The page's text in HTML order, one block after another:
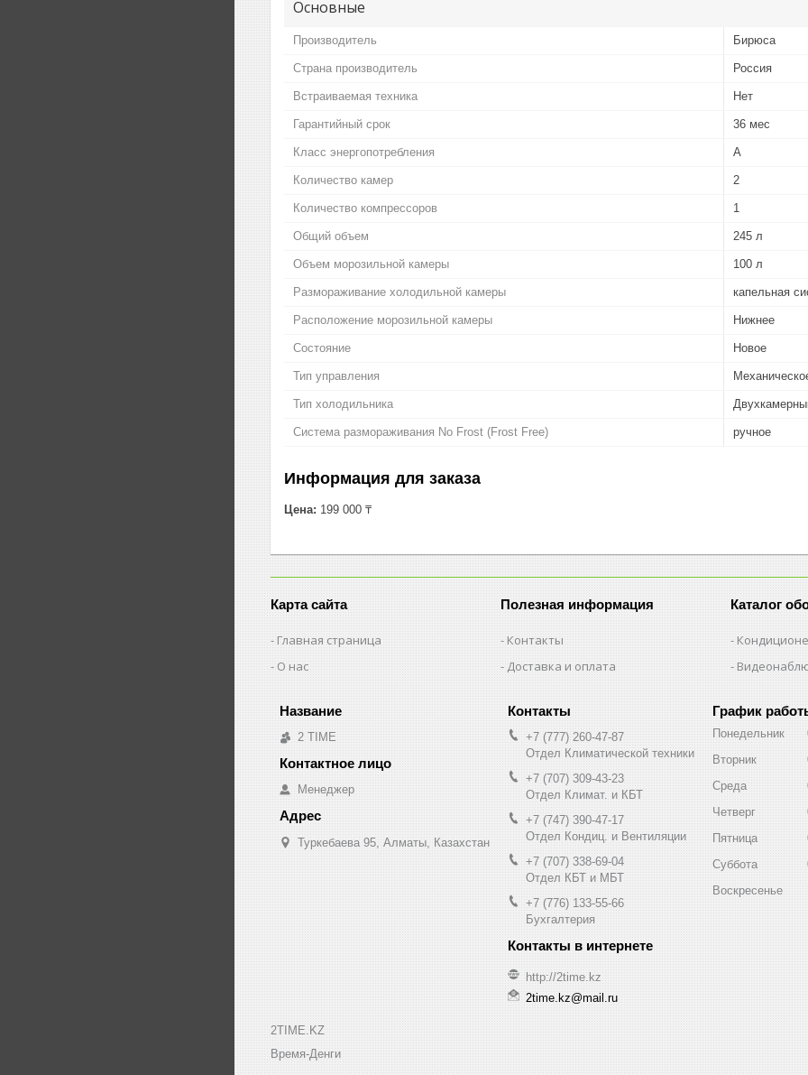
Основные
Производитель Бирюса
Страна производитель Россия
Встраиваемая техника Нет
Гарантийный срок 36 мес
Класс энергопотребления A
Количество камер 2
Количество компрессоров 1
Общий объем 245 л
Объем морозильной камеры 100 л
Размораживание холодильной камеры капельная
Расположение морозильной камеры Нижнее
Состояние Новое
Тип управления
Тип холодильника
Система размораживания No Frost (Frost Free) ручное
Информация для заказа
Цена: 199 000 ₸
Карта сайта
Главная страница
О нас
Полезная информация
Контакты
Доставка и оплата
Каталог
2 TIME
Менеджер
Туркебаева 95, Алматы, Казахстан
+7 (777) 260-47-87
Отдел Климатической техники
+7 (707) 309-43-23
Отдел Климат. и КБТ
+7 (747) 390-47-17
Отдел Кондиц. и Вентиляции
+7 (707) 338-69-04
Отдел КБТ и МБТ
+7 (776) 133-55-66
Бухгалтерия
http://2time.kz
2time.kz@mail.ru
График
Понедельник
Вторник
Среда
Четверг
Пятница
Суббота
Воскресенье
2TIME.KZ
Время-Денги